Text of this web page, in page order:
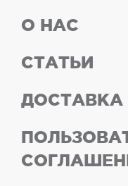
О НАС
СТАТЬИ
ДОСТАВКА